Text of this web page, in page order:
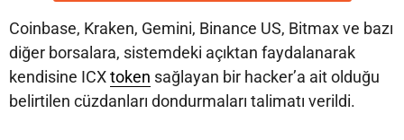
Coinbase, Kraken, Gemini, Binance US, Bitmax ve bazı
diğer borsalara, sistemdeki açıktan faydalanarak
kendisine ICXtoken sağlayan bir hacker’a ait olduğu
belirtilen cüzdanları dondurmaları talimatı verildi.